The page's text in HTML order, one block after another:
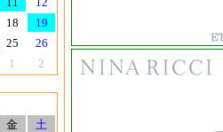
18
19
25
26
1 2
金
土